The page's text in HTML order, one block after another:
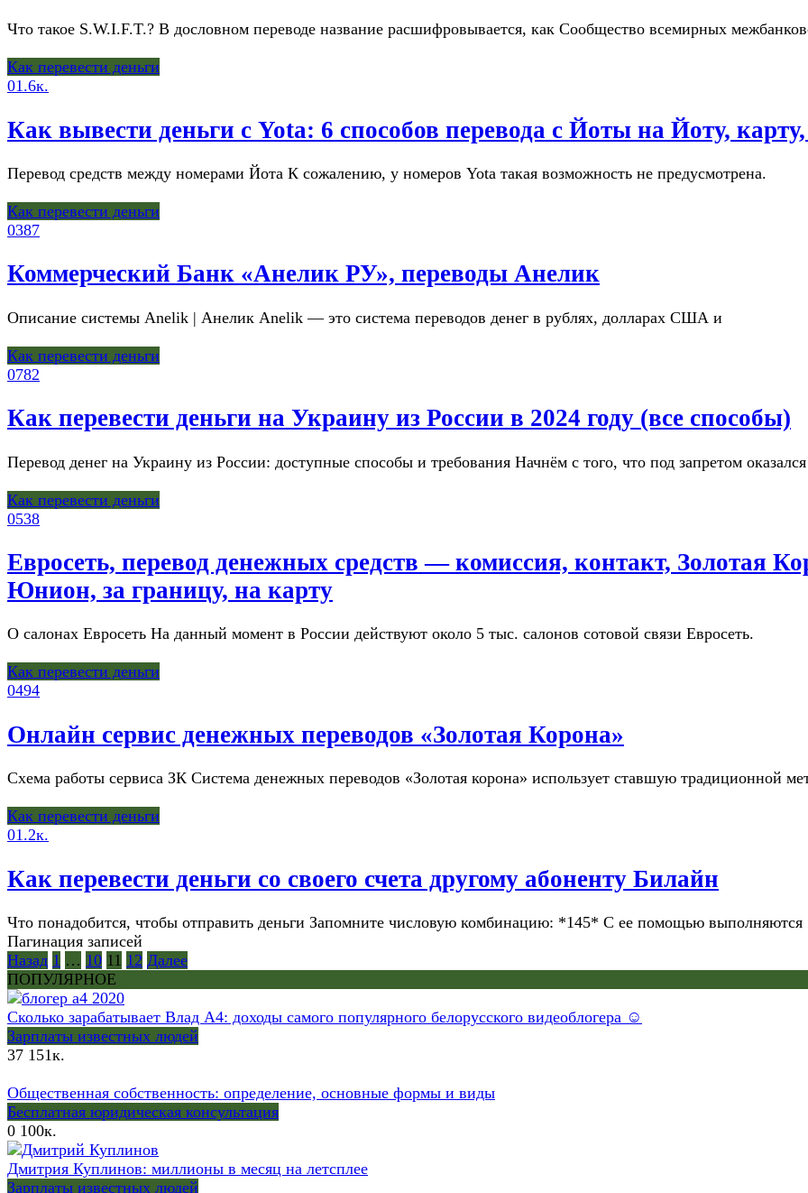
Что такое S.W.I.F.T.? В дословном переводе название расшифровывается, как Сообщество всемирных
Как перевести деньги
01.6к.
Как вывести деньги с Yota: 6 способов перевода c Йоты на Йоту,
Перевод средств между номерами Йота К сожалению, у номеров Yota такая возможность не предусмотрена.
Как перевести деньги
0387
Коммерческий Банк «Анелик РУ», переводы Анелик
Описание системы Anelik | Анелик Anelik — это система переводов денег в рублях, долларах США и
Как перевести деньги
0782
Как перевести деньги на Украину из России в 2024 году (все способы)
Перевод денег на Украину из России: доступные способы и требования Начнём с того, что под запретом оказался
Как перевести деньги
0538
Евросеть, перевод денежных средств — комиссия, контакт, Золотая
Юнион, за границу, на карту
О салонах Евросеть На данный момент в России действуют около 5 тыс. салонов сотовой связи Евросеть.
Как перевести деньги
0494
Онлайн сервис денежных переводов «Золотая Корона»
Схема работы сервиса ЗК Система денежных переводов «Золотая корона» использует ставшую традиционной
Как перевести деньги
01.2к.
Как перевести деньги со своего счета другому абоненту Билайн
Что понадобится, чтобы отправить деньги Запомните числовую комбинацию: *145* С ее помощью выполняются
Пагинация записей
Назад 1 … 10 11 12 Далее
ПОПУЛЯРНОЕ
Сколько зарабатывает Влад А4: доходы самого популярного белорусского видеоблогера ☺
Зарплаты известных людей
37 151к.
Общественная собственность: определение, основные формы и виды
Бесплатная юридическая консультация
0 100к.
Дмитрия Куплинов: миллионы в месяц на летсплее
Зарплаты известных людей